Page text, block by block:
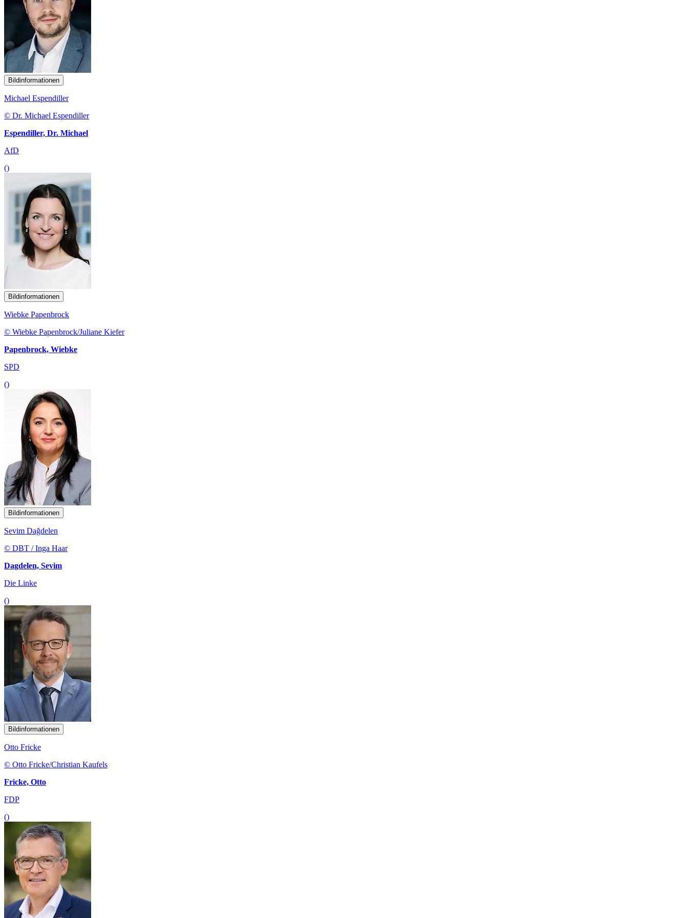
Bildinformationen
Michael Espendiller
© Dr. Michael Espendiller
Espendiller, Dr. Michael
AfD
()
Bildinformationen
Wiebke Papenbrock
© Wiebke Papenbrock/Juliane Kiefer
Papenbrock, Wiebke
SPD
()
Bildinformationen
Sevim Dağdelen
© DBT / Inga Haar
Dagdelen, Sevim
Die Linke
()
Bildinformationen
Otto Fricke
© Otto Fricke/Christian Kaufels
Fricke, Otto
FDP
()